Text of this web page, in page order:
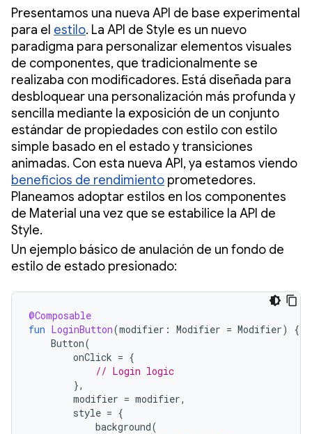
Presentamos una nueva API de base experimental
para el estilo. La API de Style es un nuevo
paradigma para personalizar elementos visuales
de componentes, que tradicionalmente se
realizaba con modificadores. Está diseñada para
desbloquear una personalización más profunda y
sencilla mediante la exposición de un conjunto
estándar de propiedades con estilo con estilo
simple basado en el estado y transiciones
animadas. Con esta nueva API, ya estamos viendo
beneficios de rendimiento prometedores.
Planeamos adoptar estilos en los componentes
de Material una vez que se estabilice la API de
Style.
Un ejemplo básico de anulación de un fondo de
estilo de estado presionado:
@Composable
fun LoginButton(modifier : Modifier = Modifier)
{
Button(
onClick = {
// Login logic
},
modifier = modifier,
style = {
background(